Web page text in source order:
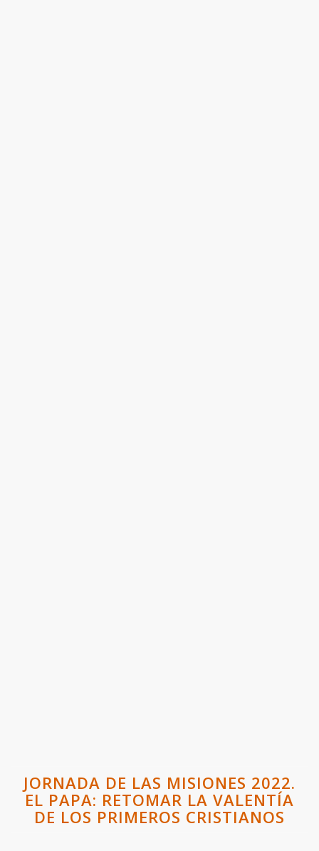
JORNADA DE LAS MISIONES 2022.
EL PAPA: RETOMAR LA VALENTÍA
DE LOS PRIMEROS CRISTIANOS